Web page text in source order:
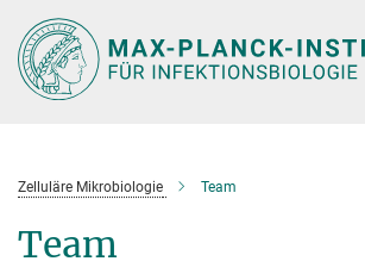
Hauptinhalt
Zelluläre Mikrobiologie Team
Team